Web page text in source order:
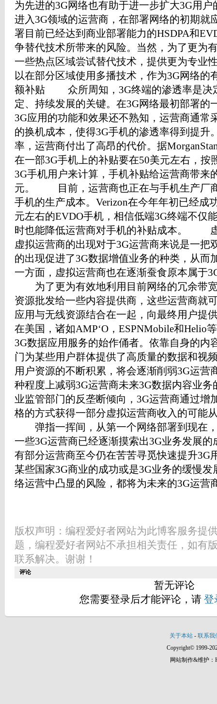
为先进的3G网络也有助于进一步扩大3G
进入3G领域的运营商，在部署网络的初期就
署目前已经达到商业部署能力的HSDPA和
争替代技术所带来的风险。当然，为了更为
一些热点区域尝试替代技术，提供更为专业
以在部分区域使用多播技术，作为3G网
额补贴 众所周知，3G终端的渗透率是决
定、持续发展的关键。在3G网络最初部署的
3G应用的功能和效果还不熟知，运营商通常
的换机成本，使得3G手机的渗透率得到提升
率，运营商付出了高昂的代价。据
在一部3G手机上的补贴要在50美元左右，按
3G手机用户来计算，手机补贴给运营商带来
元。 目前，运营商也正在与手机生产厂
手机的生产成本。Verizon在今年年初已经成
元左右的EVDO手机，相信低端3G终端不仅
时也能降低运营商对手机的补贴成本
虚拟运营商的出现对于3G运营商来说是一把
的出现促进了3G数据增值业务的种类，从而
一方面，虚拟运营商也在逐渐蚕食原本属于
为了更为有效地利用目前网络的冗余带宽
资源批发给一些内容提供商，这些运营商就
应用与无线资源结合在一起，向最终用户提
在美国，诸如AMP‘O，ESPNMobile和Helio
3G数据应用服务的始作俑者。依靠自身的内
门为某些用户群体提供了高质量的数据和视
用户资源的不断积累，将会逐渐削弱3G运营
种程度上减弱3G运营商未来3G数据内容业
业监管部门的反垄断倾向，3G运营商通过增
格的方式获得一部分虚拟运营商收入的可能
弹指一挥间，从第一个网络部署到现在，
一些3G运营商已经逐渐摸索出3G业务发展
有部分运营商至今仍在苦苦寻觅快速提升3G
某些国家3G商业的成功或是3G业务的缓慢
络运营中凸显的风险，都将为未来的3G运营
版权声明：编程爱好者网站为此博客服务提
题，编程爱好者网站不承担相关责任，如有
联系解决。谢谢！
评论
暂无评论
您需要登录后才能评论，请 登
关于本站 - 联系我
Copyright© 1999-
网站制作&维护